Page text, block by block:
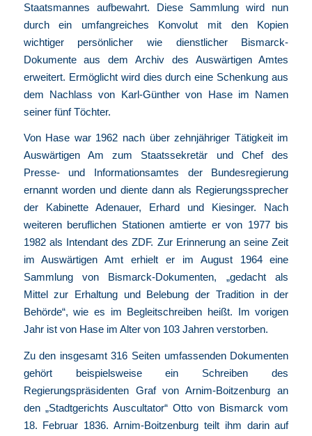
Staatsmannes aufbewahrt. Diese Sammlung wird nun
durch ein umfangreiches Konvolut mit den Kopien
wichtiger persönlicher wie dienstlicher Bismarck-
Dokumente aus dem Archiv des Auswärtigen Amtes
erweitert. Ermöglicht wird dies durch eine Schenkung aus
dem Nachlass von Karl-Günther von Hase im Namen
seiner fünf Töchter.
Von Hase war 1962 nach über zehnjähriger Tätigkeit im
Auswärtigen Am zum Staatssekretär und Chef des
Presse- und Informationsamtes der Bundesregierung
ernannt worden und diente dann als Regierungssprecher
der Kabinette Adenauer, Erhard und Kiesinger. Nach
weiteren beruflichen Stationen amtierte er von 1977 bis
1982 als Intendant des ZDF. Zur Erinnerung an seine Zeit
im Auswärtigen Amt erhielt er im August 1964 eine
Sammlung von Bismarck-Dokumenten, „gedacht als
Mittel zur Erhaltung und Belebung der Tradition in der
Behörde“, wie es im Begleitschreiben heißt. Im vorigen
Jahr ist von Hase im Alter von 103 Jahren verstorben.
Zu den insgesamt 316 Seiten umfassenden Dokumenten
gehört beispielsweise ein Schreiben des
Regierungspräsidenten Graf von Arnim-Boitzenburg an
den „Stadtgerichts Auscultator“ Otto von Bismarck vom
18. Februar 1836. Arnim-Boitzenburg teilt ihm darin auf